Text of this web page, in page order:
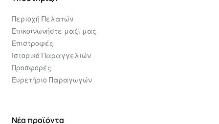
Περιοχή Πελατών
Επικοινωνήστε μαζί μας
Επιστροφές
Ιστορικό Παραγγελιών
Προσφορές
Ευρετήριο Παραγωγών
Νέα προϊόντα